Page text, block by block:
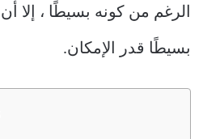
بسيطًا قدر الإمكان.